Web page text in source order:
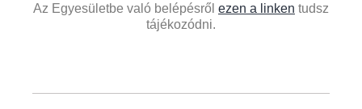
Az Egyesületbe való belépésről ezen a linken tudsz
tájékozódni.